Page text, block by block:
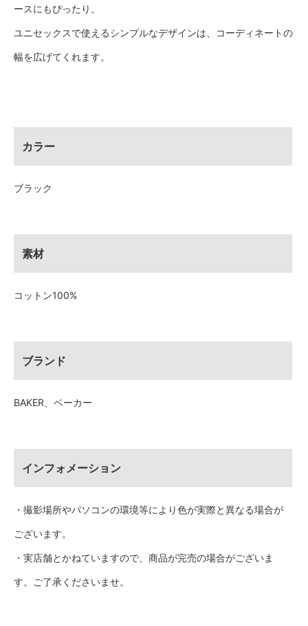
ースにもぴったり。
ユニセックスで使えるシンプルなデザインは、コーディネートの
幅を広げてくれます。
カラー
ブラック
素材
コットン100%
ブランド
BAKER、ベーカー
インフォメーション
・撮影場所やパソコンの環境等により色が実際と異なる場合が
ございます。
・実店舗とかねていますので、商品が完売の場合がございま
す。ご了承くださいませ。